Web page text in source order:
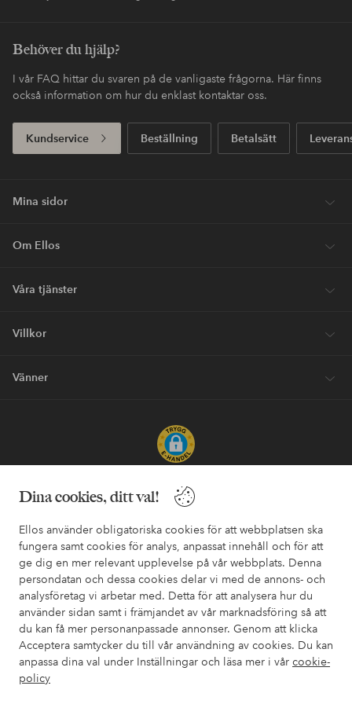
Dina cookies, ditt val!
Ellos använder obligatoriska cookies för att webbplatsen ska
fungera samt cookies för analys, anpassat innehåll och för att
ge dig en mer relevant upplevelse på vår webbplats. Denna
persondatan och dessa cookies delar vi med de annons- och
analysföretag vi arbetar med. Detta för att analysera hur du
använder sidan samt i främjandet av vår marknadsföring så att
du kan få mer personanpassade annonser. Genom att klicka
Acceptera samtycker du till vår användning av cookies. Du kan
anpassa dina val under Inställningar och läsa mer i vår cookie-
policy
Behöver du hjälp?
I vår FAQ hittar du svaren på de vanligaste frågorna. Här finns
också information om hur du enklast kontaktar oss.
Kundservice Beställning Betalsätt
Mina sidor
Om Ellos
Våra tjänster
Villkor
Vänner
Säkra betalningar - Betala direkt eller dela upp
Vill du veta mer om
våra betalalternativ
elpy elpy
Sverige - Välj land
Facebook Instagram Pinterest Youtube